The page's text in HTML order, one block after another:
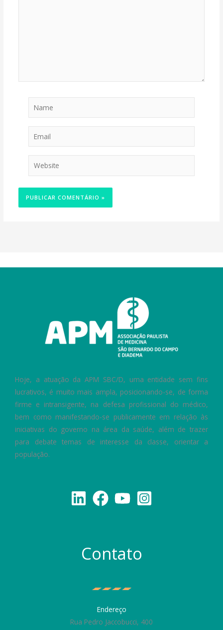
Email
Website
Hoje, a atuação da APM SBC/D, uma entidade sem fins
lucrativos, é muito mais ampla, posicionando-se, de forma
firme e intransigente, na defesa profissional do médico,
bem como manifestando-se publicamente em relação às
iniciativas do governo na área da saúde, além de trazer
para debate temas de interesse da classe, orientar a
população.
Contato
Endereço
Rua Pedro Jaccobucci, 400